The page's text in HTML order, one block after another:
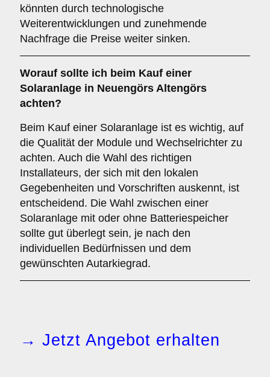
könnten durch technologische
Weiterentwicklungen und zunehmende
Nachfrage die Preise weiter sinken.
Worauf sollte ich beim Kauf einer
Solaranlage in Neuengörs Altengörs
achten?
Beim Kauf einer Solaranlage ist es wichtig, auf
die Qualität der Module und Wechselrichter zu
achten. Auch die Wahl des richtigen
Installateurs, der sich mit den lokalen
Gegebenheiten und Vorschriften auskennt, ist
entscheidend. Die Wahl zwischen einer
Solaranlage mit oder ohne Batteriespeicher
sollte gut überlegt sein, je nach den
individuellen Bedürfnissen und dem
gewünschten Autarkiegrad.
→ Jetzt Angebot erhalten